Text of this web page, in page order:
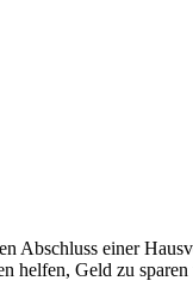
Abschluss einer
helfen, Geld zu